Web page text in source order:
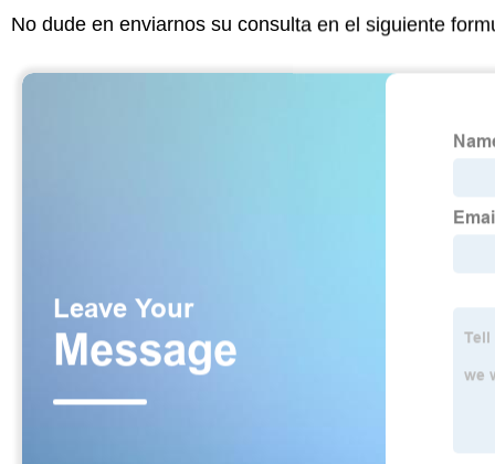
No dude en enviarnos su consulta en el siguiente